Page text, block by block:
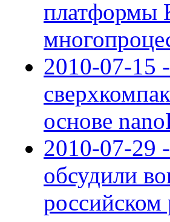
платформы
2010-07-15
основе
2010-07-29
обсудили
российском